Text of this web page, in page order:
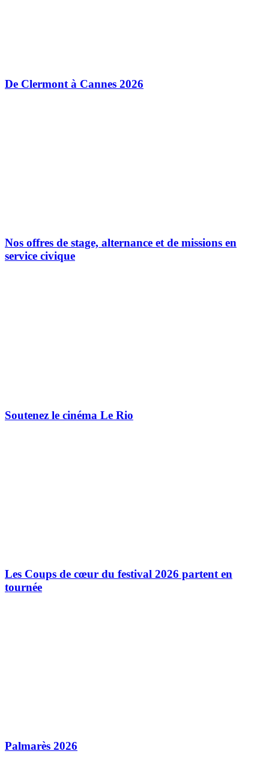
De Clermont à Cannes 2026
Nos offres de stage, alternance et de missions en
service civique
Soutenez le cinéma Le Rio
Les Coups de cœur du festival 2026 partent en
tournée
Palmarès 2026